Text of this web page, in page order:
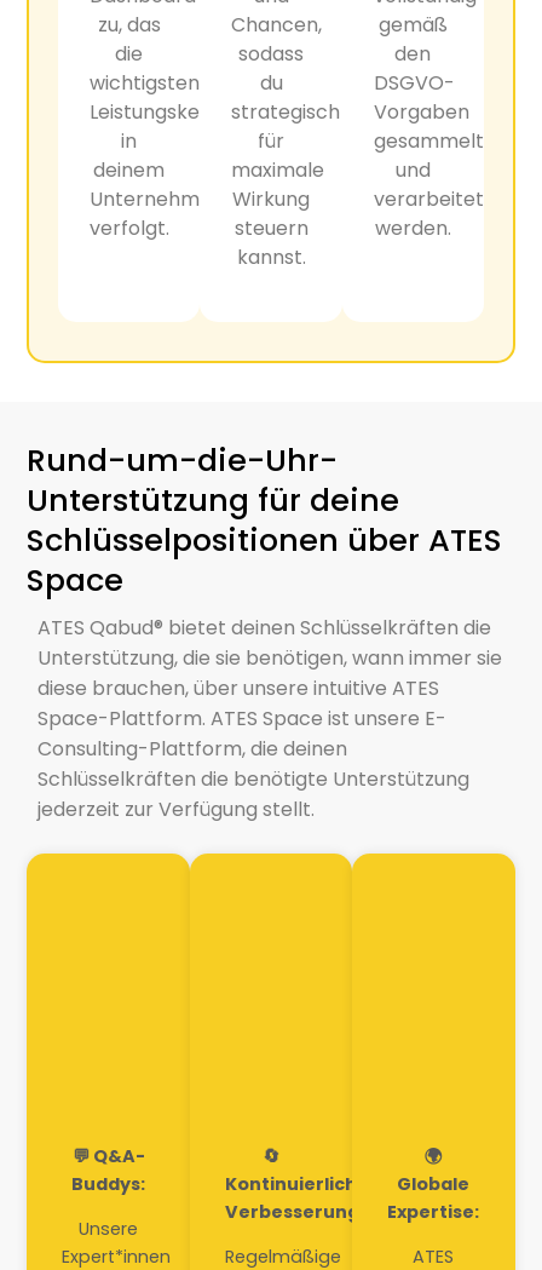
zu, das
die
wichtigsten
Leistungskennzahlen
in
deinem
Unternehmen
verfolgt.
Chancen,
sodass
du
strategisch
für
maximale
Wirkung
steuern
kannst.
gemäß
den
DSGVO-
Vorgaben
gesammelt
und
verarbeitet
werden.
Rund-um-die-Uhr-
Unterstützung für deine
Schlüsselpositionen über ATES
Space
ATES Qabud® bietet deinen Schlüsselkräften die
Unterstützung, die sie benötigen, wann immer sie
diese brauchen, über unsere intuitive ATES
Space-Plattform. ATES Space ist unsere E-
Consulting-Plattform, die deinen
Schlüsselkräften die benötigte Unterstützung
jederzeit zur Verfügung stellt.
💬 Q&A-
Buddys:
Unsere
Expert*innen
🔄
Kontinuierliche
Verbesserung:
Regelmäßige
🌍
Globale
Expertise:
ATES